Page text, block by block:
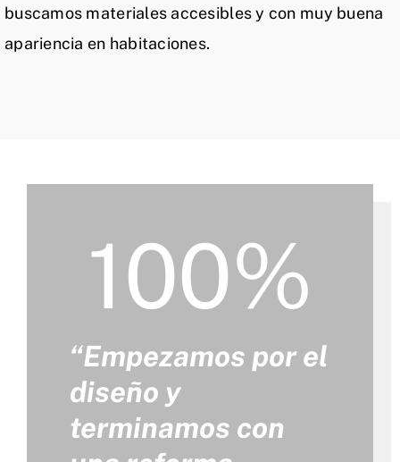
buscamos materiales accesibles y con muy buena
apariencia en habitaciones.
100%
“Empezamos por el
diseño y
terminamos con